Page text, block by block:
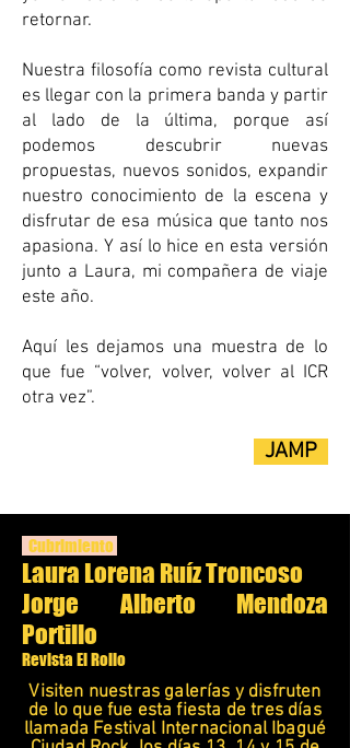
retornar.
Nuestra filosofía como revista cultural
es llegar con la primera banda y partir
al lado de la última, porque así
podemos descubrir nuevas
propuestas, nuevos sonidos, expandir
nuestro conocimiento de la escena y
disfrutar de esa música que tanto nos
apasiona. Y así lo hice en esta versión
junto a Laura, mi compañera de viaje
este año.
Aquí les dejamos una muestra de lo
que fue “volver, volver, volver al ICR
otra vez”.
JAMP
Cubrimiento
Laura Lorena Ruíz Troncoso
Jorge Alberto Mendoza
Portillo
Revista El Rollo
Visiten nuestras galerías y disfruten
de lo que fue esta fiesta de tres días
llamada Festival Internacional Ibagué